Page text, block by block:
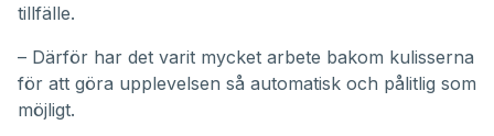
tillfälle.
– Därför har det varit mycket arbete bakom kulisserna
för att göra upplevelsen så automatisk och pålitlig som
möjligt.